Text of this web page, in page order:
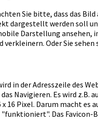
Sie bitte, dass das
dargestellt werden soll
Darstellung ansehen,
verkleinern. Oder Sie sehen
in der Adresszeile des
Navigieren. Es wird z.B.
16 Pixel. Darum macht es
"funktioniert". Das Favicon-